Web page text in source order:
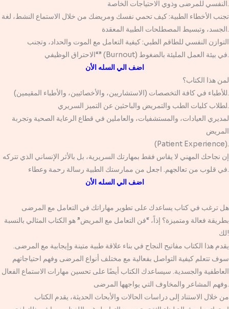
النفسي للمرضى وذوي الاحتياجات الخاصة.
تجنب الأخطاء الطبية: كيف تحمي نفسك ومريضك من خلال الاستماع النشط، لغة
الجسد، وتبسيط المصطلحات الطبية المعقدة.
التوازن النفسي للطاقم الطبي: كيفية التعامل مع الموت والحداد، وتجنب
“الاحتراق الوظيفي” (Burnout) في بيئة العمل المليئة بالضغوط.
اضف الي السله الأن
لمن هذا الكتاب؟
للأطباء في كافة التخصصات (الاستشاريين، والأخصائيين، والأطباء المقيمين).
لطلاب كليات الطب والتمريض والباحثين عن التميز السريري.
لمديري العيادات، والمستشفيات، والعاملين في قطاع الرعاية الصحية وتجربة
المريض
(Patient Experience).
إن نجاحك المهني لا يقاس فقط بمهارتك السريرية، بل بالأثر الإنساني الذي تتركه
في قلوب من تعالجهم. اجعل من ممارستك الطبية رسالة رحمة وعطاء.
اضف الي السله الأن
هل ترغب في كتاب يساعدك على تطوير مهاراتك في التعامل مع المرضى
بطريقة فعالة ومتميزة؟ إذاً، “فن التعامل مع المريض” هو الكتاب المثالي بالنسبة
لك!
يقدم هذا الكتاب مفاتيح النجاح في بناء علاقة طبية متينة وإيجابية مع المرضى.
سوف تتعلم كيفية التواصل بفعالية مع مختلف أنواع المرضى وفهم احتياجاتهم
العاطفية والجسدية. سيساعدك الكتاب أيضًا على تحسين مهارات الاستماع الفعال
وفهم المشاعر والمخاوف التي يواجهها المرضى.
من خلال الاستناد إلى دراسات الحالات والأبحاث الحديثة، يقدم الكتاب